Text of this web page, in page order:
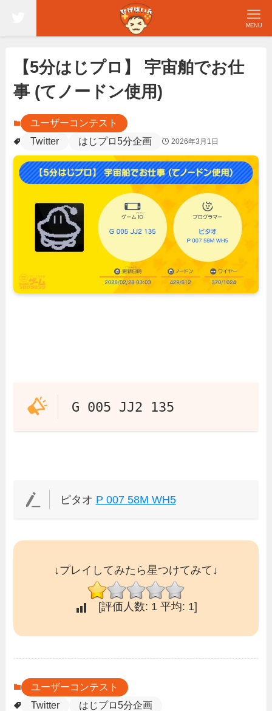
MENU
【5分はじプロ】 宇宙舶でお仕
事 (てノードン使用)
ユーザーコンテスト
Twitter
はじプロ5分企画 2026年3月1日
G 005 JJ2 135
ピタオ P 007 58M WH5
↓プレイしてみたら星つけてみて↓
[評価人数: 1 平均: 1]
ユーザーコンテスト
Twitter
はじプロ5分企画